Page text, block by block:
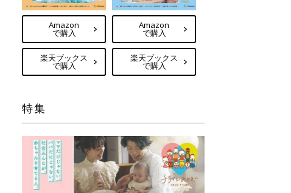
Amazon
で購入
楽天ブックス
で購入
Amazon
で購入
楽天ブックス
で購入
特集